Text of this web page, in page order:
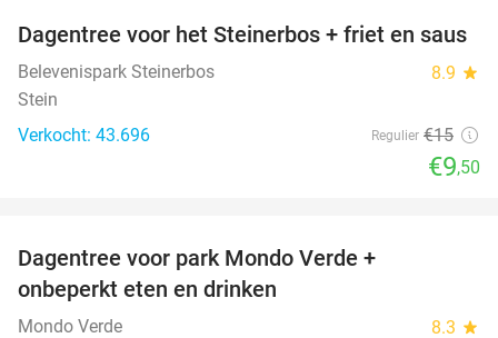
37%
Dagentree voor het Steinerbos + friet en saus
Belevenispark Steinerbos 8.9 star
Stein
Verkocht: 43.696
Regulier €15
€9,50
Dagentree voor park Mondo Verde +
onbeperkt eten en drinken
Mondo Verde 8.3 star